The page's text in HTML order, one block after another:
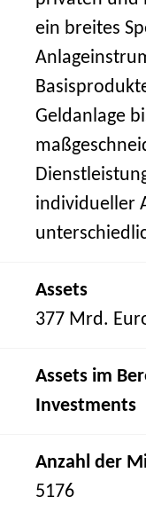
ein breites
Geldanlage
individueller
Assets
377 Mrd.
Assets im
Investments
Anzahl der
5176